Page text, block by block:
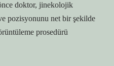
doktor, jinekolojik
pozisyonunu net bir şekilde
prosedürü